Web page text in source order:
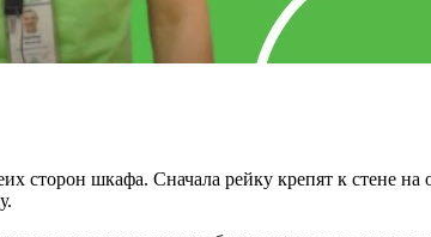
шкафа. Сначала рейку крепят к стене на